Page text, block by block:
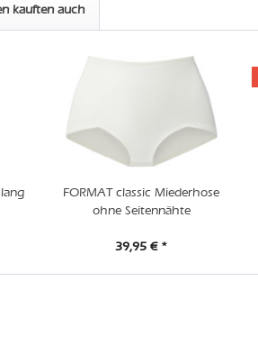
kauften auch
FORMAT classic Miederhose
ohne Seitennähte
39,95 € *